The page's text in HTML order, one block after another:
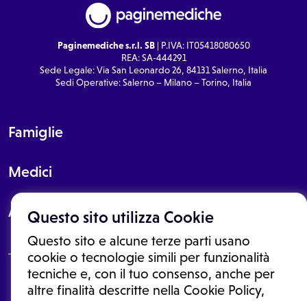
Questo sito utilizza Cookie
Questo sito e alcune terze parti usano
cookie o tecnologie simili per funzionalità
tecniche e, con il tuo consenso, anche per
altre finalità descritte nella Cookie Policy,
Paginemediche s.r.l. SB| P.IVA: IT05418080650
REA: SA-444291
Sede Legale: Via San Leonardo 26, 84131 Salerno, Italia
Sedi Operative: Salerno – Milano – Torino, Italia
Famiglie
Medici
About
Le informazioni proposte in questo sito non sono un consulto medico.
In nessun caso, queste informazioni sostituiscono un consulto, una